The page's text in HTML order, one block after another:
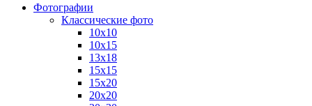
Фотографии
Классические фото
10х10
10х15
13х18
15х15
15х20
20х20